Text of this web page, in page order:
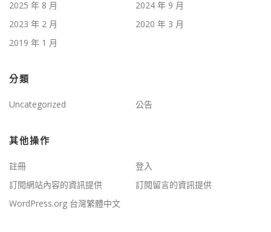
2025 年 8 月
2024 年 9 月
2023 年 2 月
2020 年 3 月
2019 年 1 月
分類
Uncategorized 公告
其他操作
註冊
登入
訂閱網站內容的資訊提供
訂閱留言的資訊提供
WordPress.org 台灣繁體中文